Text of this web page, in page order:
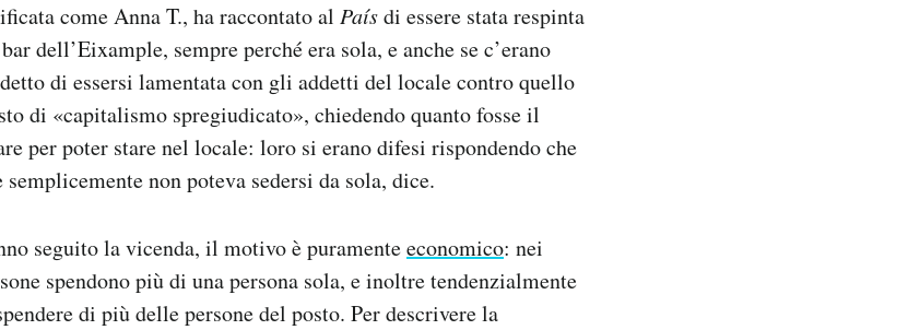
come Anna T., ha raccontato al Paísdi essere stata respinta
dell’Eixample, sempre perché era sola, e anche se c’erano
di essersi lamentata con gli addetti del locale contro quello
di «capitalismo spregiudicato», chiedendo quanto fosse il
per poter stare nel locale: loro si erano difesi rispondendo che
non poteva sedersi da sola, dice.
seguito la vicenda, il motivo è puramenteeconomico: nei
spendono più di una persona sola, e inoltre tendenzialmente
di più delle persone del posto. Per descrivere la